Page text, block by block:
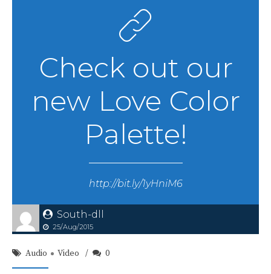
Check out our
new Love Color
Palette!
http://bit.ly/1yHniM6
South-dll
25/Aug/2015
Audio Video 0